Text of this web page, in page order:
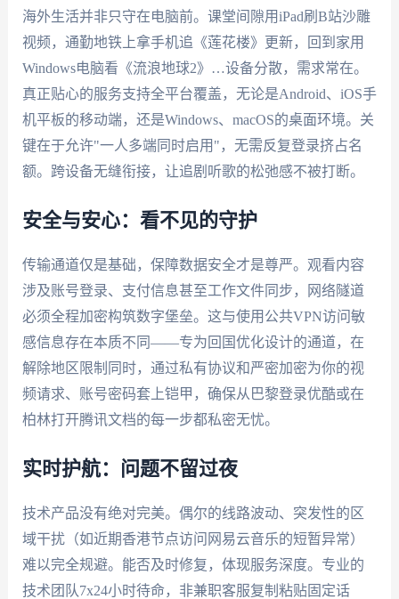
海外生活并非只守在电脑前。课堂间隙用iPad刷B站沙雕
视频，通勤地铁上拿手机追《莲花楼》更新，回到家用
Windows电脑看《流浪地球2》…设备分散，需求常在。
真正贴心的服务支持全平台覆盖，无论是Android、iOS手
机平板的移动端，还是Windows、macOS的桌面环境。关
键在于允许"一人多端同时启用"，无需反复登录挤占名
额。跨设备无缝衔接，让追剧听歌的松弛感不被打断。
安全与安心：看不见的守护
传输通道仅是基础，保障数据安全才是尊严。观看内容
涉及账号登录、支付信息甚至工作文件同步，网络隧道
必须全程加密构筑数字堡垒。这与使用公共VPN访问敏
感信息存在本质不同——专为回国优化设计的通道，在
解除地区限制同时，通过私有协议和严密加密为你的视
频请求、账号密码套上铠甲，确保从巴黎登录优酷或在
柏林打开腾讯文档的每一步都私密无忧。
实时护航：问题不留过夜
技术产品没有绝对完美。偶尔的线路波动、突发性的区
域干扰（如近期香港节点访问网易云音乐的短暂异常）
难以完全规避。能否及时修复，体现服务深度。专业的
技术团队7x24小时待命，非兼职客服复制粘贴固定话